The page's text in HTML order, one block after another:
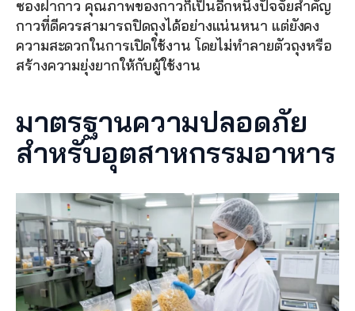
ซองฝากาว คุณภาพของกาวก็เป็นอีกหนึ่งปัจจัยสำคัญ
กาวที่ดีควรสามารถปิดถุงได้อย่างแน่นหนา แต่ยังคง
ความสะดวกในการเปิดใช้งาน โดยไม่ทำลายตัวถุงหรือ
สร้างความยุ่งยากให้กับผู้ใช้งาน
มาตรฐานความปลอดภัย
สำหรับอุตสาหกรรมอาหาร